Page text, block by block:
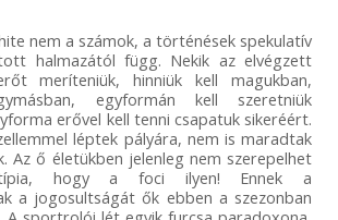
nem a számok, a történések spekulatív
halmazától függ. Nekik az elvégzett
meríteniük, hinniük kell magukban,
egyformán kell szeretniük
erővel kell tenni csapatuk sikeréért.
léptek pályára, nem is maradtak
Az ő életükben jelenleg nem szerepelhet
hogy a foci ilyen! Ennek a
a jogosultságát ők ebben a szezonban